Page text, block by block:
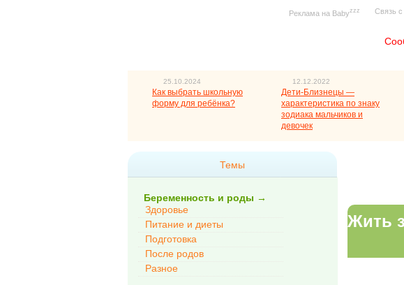
Реклама на Babyzzz Связь
25.10.2024
Как выбрать школьную
форму для ребёнка?
12.12.2022
Дети-Близнецы —
характеристика по знаку
зодиака мальчиков и
девочек
Темы
Беременность и роды →
Здоровье
Питание и диеты
Подготовка
После родов
Разное
Жить